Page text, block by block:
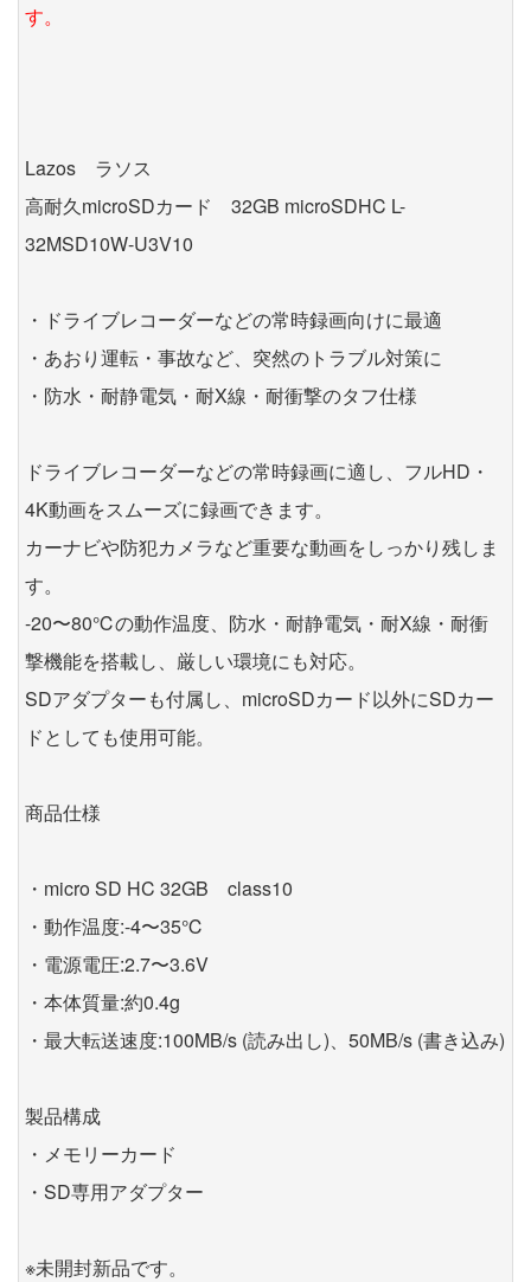
す。
Lazos ラソス
高耐久microSDカード 32GB microSDHC L-
32MSD10W-U3V10
・ドライブレコーダーなどの常時録画向けに最適
・あおり運転・事故など、突然のトラブル対策に
・防水・耐静電気・耐X線・耐衝撃のタフ仕様
ドライブレコーダーなどの常時録画に適し、フルHD・
4K動画をスムーズに録画できます。
カーナビや防犯カメラなど重要な動画をしっかり残しま
す。
-20〜80℃の動作温度、防水・耐静電気・耐X線・耐衝
撃機能を搭載し、厳しい環境にも対応。
SDアダプターも付属し、microSDカード以外にSDカー
ドとしても使用可能。
商品仕様
・micro SD HC 32GB class10
・動作温度:-4〜35℃
・電源電圧:2.7〜3.6V
・本体質量:約0.4g
・最大転送速度:100MB/s (読み出し)、50MB/s (書き込み)
製品構成
・メモリーカード
・SD専用アダプター
※未開封新品です。